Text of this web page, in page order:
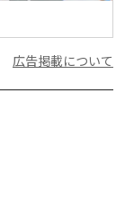
広告掲載について